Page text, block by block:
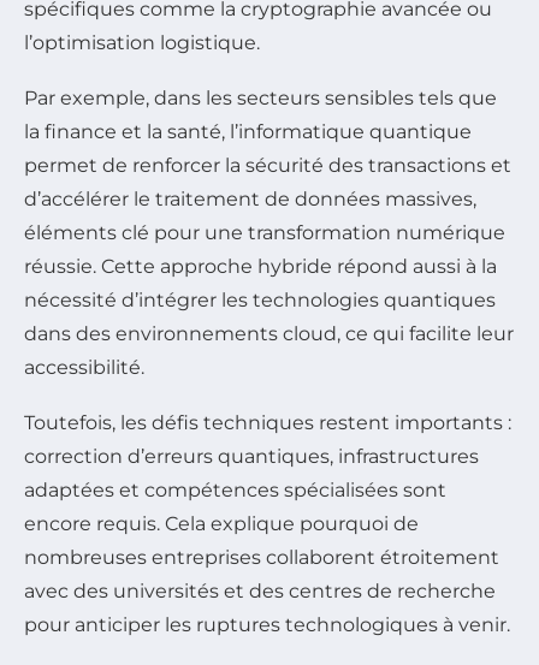
spécifiques comme la cryptographie avancée ou
l’optimisation logistique.
Par exemple, dans les secteurs sensibles tels que
la finance et la santé, l’informatique quantique
permet de renforcer la sécurité des transactions et
d’accélérer le traitement de données massives,
éléments clé pour une transformation numérique
réussie. Cette approche hybride répond aussi à la
nécessité d’intégrer les technologies quantiques
dans des environnements cloud, ce qui facilite leur
accessibilité.
Toutefois, les défis techniques restent importants :
correction d’erreurs quantiques, infrastructures
adaptées et compétences spécialisées sont
encore requis. Cela explique pourquoi de
nombreuses entreprises collaborent étroitement
avec des universités et des centres de recherche
pour anticiper les ruptures technologiques à venir.